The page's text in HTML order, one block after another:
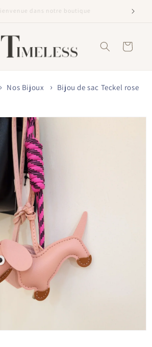
Livraison offerte dès 60€
Panier
Nos Bijoux Bijou de sac Teckel rose